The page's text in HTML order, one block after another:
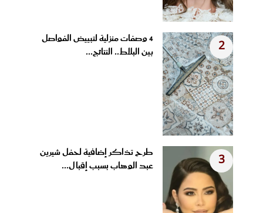
2
4 وصفات منزلية لتبييض الفواصل
بين البلاط.. النتائج...
3
طرح تذاكر إضافية لحفل شيرين
عبد الوهاب بسبب إقبال...